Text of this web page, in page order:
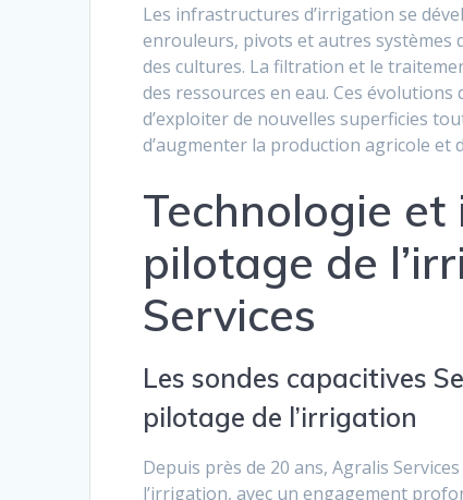
Les infrastructures d’irrigation se
enrouleurs, pivots et autres systèmes
des cultures. La filtration et le
des ressources en eau. Ces
d’exploiter de nouvelles superficies
d’augmenter la production agricole et
Technologie
pilotage de
Services
Les sondes capacitives
pilotage de l’irrigation
Depuis près de 20 ans, Agralis
l’irrigation, avec un engagement